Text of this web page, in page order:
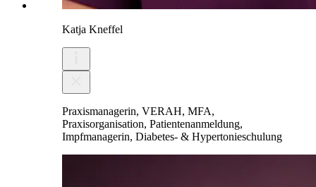
Katja Kneffel
Praxismanagerin, VERAH, MFA,
Praxisorganisation, Patientenanmeldung,
Impfmanagerin, Diabetes- & Hypertonieschulung